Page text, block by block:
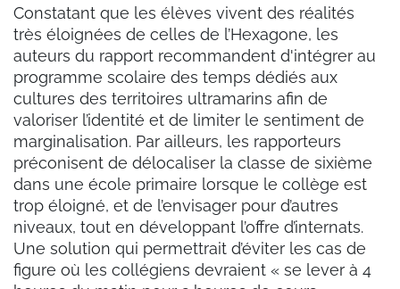
Constatant que les élèves vivent des réalités
très éloignées de celles de l’Hexagone, les
auteurs du rapport recommandent d'intégrer au
programme scolaire des temps dédiés aux
cultures des territoires ultramarins afin de
valoriser l’identité et de limiter le sentiment de
marginalisation. Par ailleurs, les rapporteurs
préconisent de délocaliser la classe de sixième
dans une école primaire lorsque le collège est
trop éloigné, et de l’envisager pour d’autres
niveaux, tout en développant l’offre d’internats.
Une solution qui permettrait d’éviter les cas de
figure où les collégiens devraient « se lever à 4